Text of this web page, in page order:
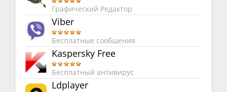
Графический Редактор
Viber
Бесплатные сообшения
Kaspersky Free
Бесплатный антивирус
Ldplayer